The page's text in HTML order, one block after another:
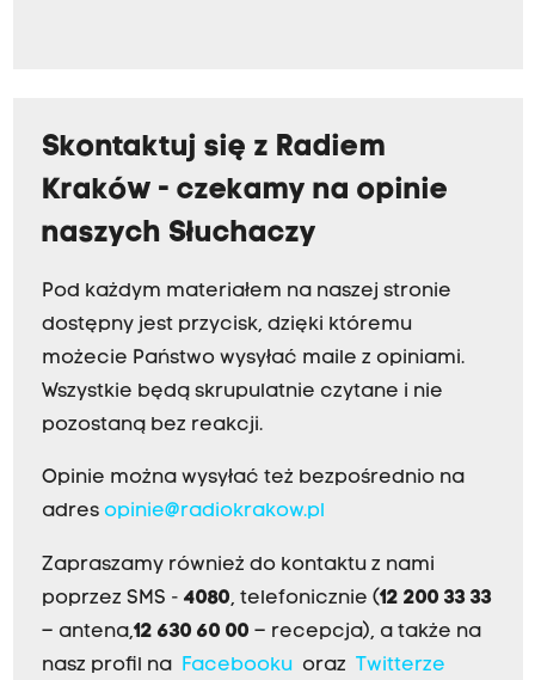
Skontaktuj się z Radiem
Kraków - czekamy na opinie
naszych Słuchaczy
Pod każdym materiałem na naszej stronie
dostępny jest przycisk, dzięki któremu
możecie Państwo wysyłać maile z opiniami.
Wszystkie będą skrupulatnie czytane i nie
pozostaną bez reakcji.
Opinie można wysyłać też bezpośrednio na
adres opinie@radiokrakow.pl
Zapraszamy również do kontaktu z nami
poprzez SMS - 4080, telefonicznie (12 200 33 33
– antena,12 630 60 00 – recepcja), a także na
nasz profil na
Facebookuoraz Twitterze